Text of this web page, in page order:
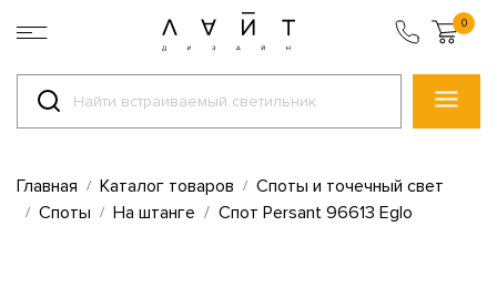
0
Главная Каталог товаров
Споты и точечный свет
Споты
На штанге Спот Persant 96613 Eglo